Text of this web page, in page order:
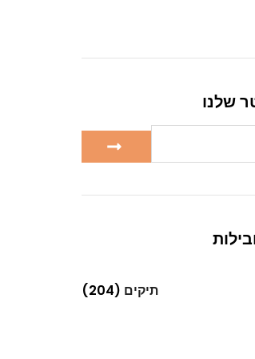
שלנו
תיקים (204)